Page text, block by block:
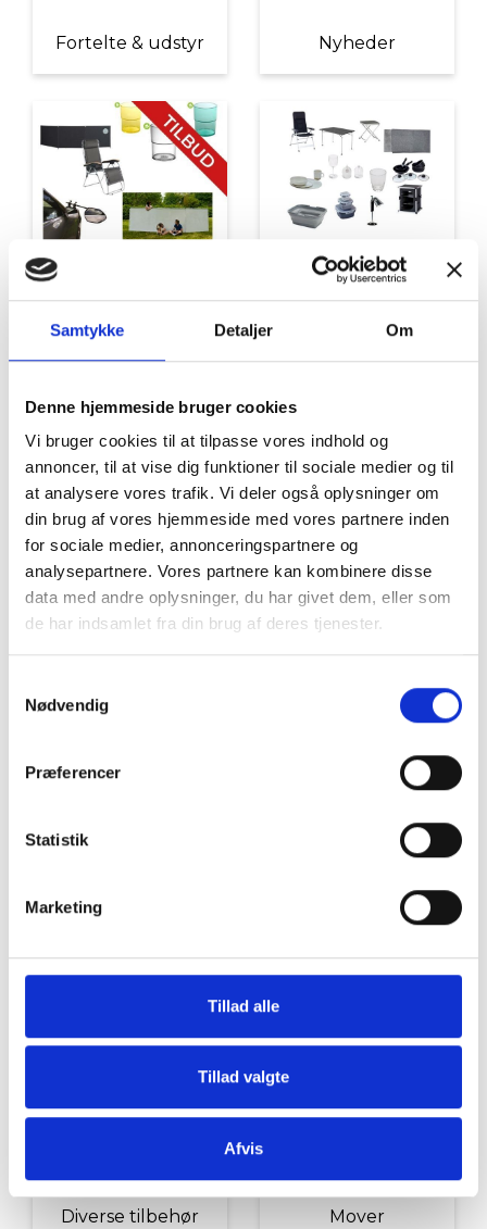
Samtykke Detaljer Om
Denne hjemmeside bruger cookies
Vi bruger cookies til at tilpasse vores indhold og
annoncer, til at vise dig funktioner til sociale medier og til
at analysere vores trafik. Vi deler også oplysninger om
din brug af vores hjemmeside med vores partnere inden
for sociale medier, annonceringspartnere og
analysepartnere. Vores partnere kan kombinere disse
data med andre oplysninger, du har givet dem, eller som
de har indsamlet fra din brug af deres tjenester.
Nødvendig
Præferencer
Statistik
Marketing
Tillad alle
Tillad valgte
Afvis
Fortelte & udstyr Nyheder
Autocamper udstyr
Møbler Omnia
Udvendigt Udstyr Camp System
Diverse tilbehør Mover